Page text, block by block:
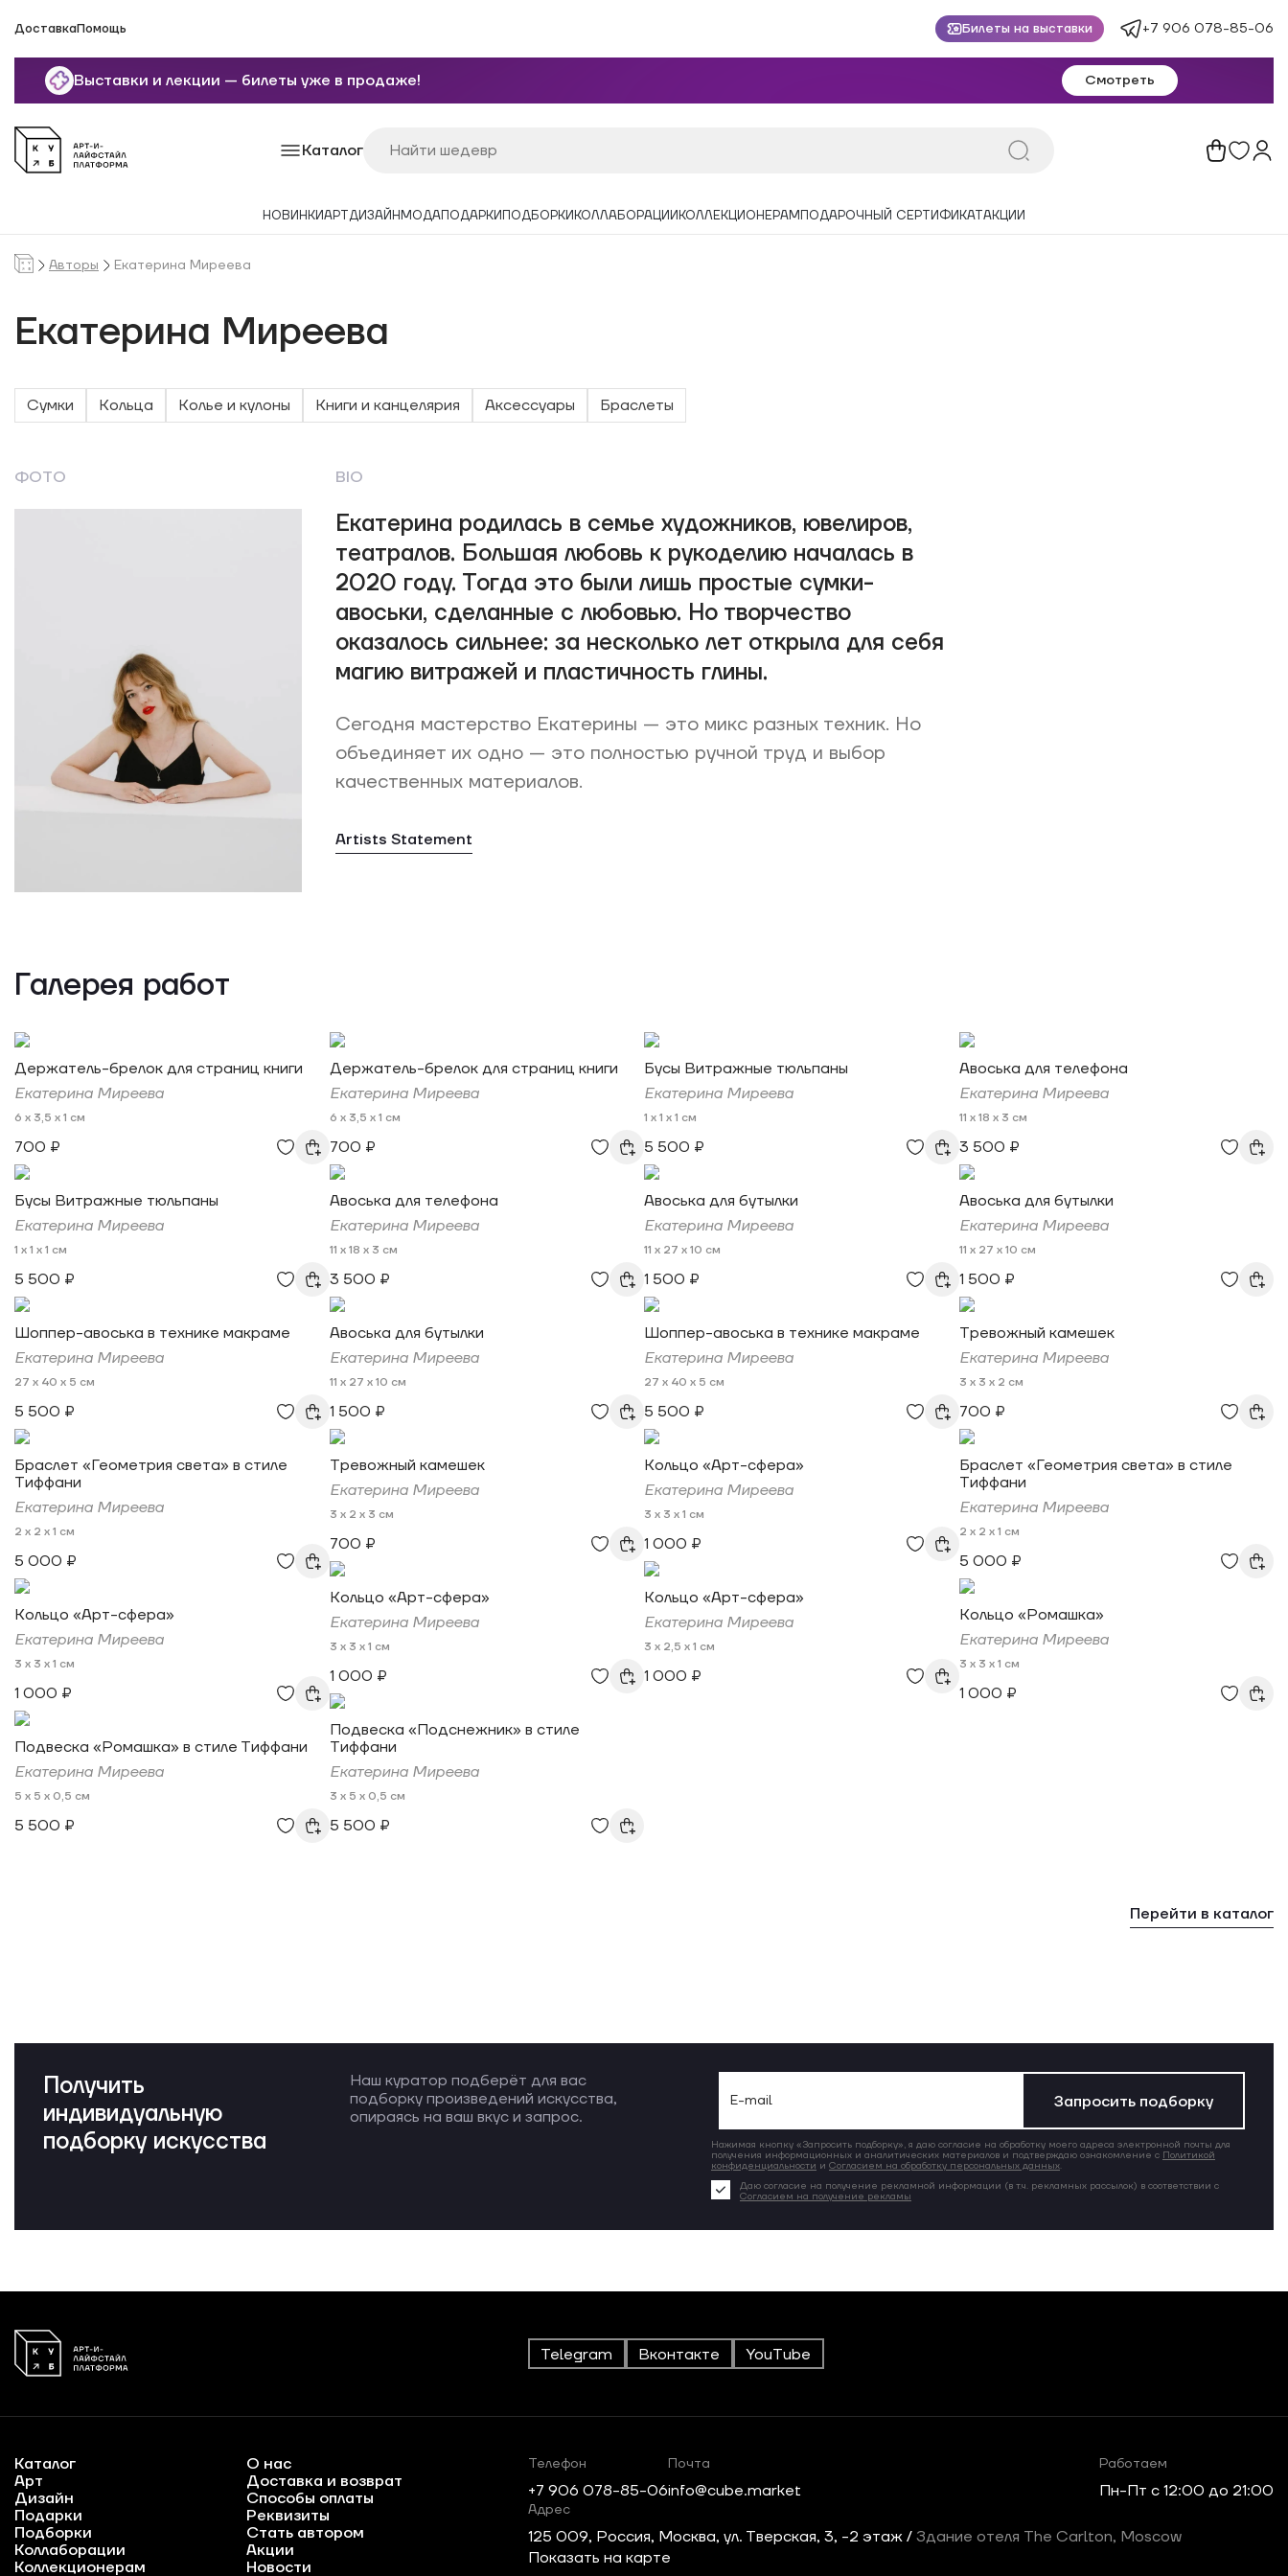
ДоставкаПомощь Билеты на выставки +7 906 078-85-06
Выставки и лекции — билеты уже в продаже! Смотреть
Каталог
НОВИНКИАРТДИЗАЙН МОДАПОДАРКИ ПОДБОРКИ КОЛЛАБОРАЦИИ КОЛЛЕКЦИОНЕРАМ ПОДАРОЧНЫЙ СЕРТИФИКАТАКЦИИ
Авторы Екатерина Миреева
Екатерина Миреева
Сумки Кольца Колье и кулоны Книги и канцелярия Аксессуары Браслеты
ФОТО BIO
Екатерина родилась в семье художников, ювелиров,
театралов. Большая любовь к рукоделию началась в
2020 году. Тогда это были лишь простые сумки-
авоськи, сделанные с любовью. Но творчество
оказалось сильнее: за несколько лет открыла для себя
магию витражей и пластичность глины.
Сегодня мастерство Екатерины — это микс разных техник. Но
объединяет их одно — это полностью ручной труд и выбор
качественных материалов.
Artists Statement
Галерея работ
Держатель-брелок для страниц книги
Екатерина Миреева
6 x 3,5 x 1 см
700 ₽
Бусы Витражные тюльпаны
Екатерина Миреева
1 x 1 x 1 см
5 500 ₽
Шоппер-авоська в технике макраме
Екатерина Миреева
27 x 40 x 5 см
5 500 ₽
Браслет «Геометрия света» в стиле
Тиффани
Екатерина Миреева
2 x 2 x 1 см
5 000 ₽
Кольцо «Арт-сфера»
Екатерина Миреева
3 x 3 x 1 см
1 000 ₽
Подвеска «Ромашка» в стиле Тиффани
Екатерина Миреева
5 x 5 x 0,5 см
5 500 ₽
Держатель-брелок для страниц книги
Екатерина Миреева
6 x 3,5 x 1 см
700 ₽
Авоська для телефона
Екатерина Миреева
11 x 18 x 3 см
3 500 ₽
Авоська для бутылки
Екатерина Миреева
11 x 27 x 10 см
1 500 ₽
Тревожный камешек
Екатерина Миреева
3 x 2 x 3 см
700 ₽
Кольцо «Арт-сфера»
Екатерина Миреева
3 x 3 x 1 см
1 000 ₽
Подвеска «Подснежник» в стиле
Тиффани
Екатерина Миреева
3 x 5 x 0,5 см
5 500 ₽
Бусы Витражные тюльпаны
Екатерина Миреева
1 x 1 x 1 см
5 500 ₽
Авоська для бутылки
Екатерина Миреева
11 x 27 x 10 см
1 500 ₽
Шоппер-авоська в технике макраме
Екатерина Миреева
27 x 40 x 5 см
5 500 ₽
Кольцо «Арт-сфера»
Екатерина Миреева
3 x 3 x 1 см
1 000 ₽
Кольцо «Арт-сфера»
Екатерина Миреева
3 x 2,5 x 1 см
1 000 ₽
Авоська для телефона
Екатерина Миреева
11 x 18 x 3 см
3 500 ₽
Авоська для бутылки
Екатерина Миреева
11 x 27 x 10 см
1 500 ₽
Тревожный камешек
Екатерина Миреева
3 x 3 x 2 см
700 ₽
Браслет «Геометрия света» в стиле
Тиффани
Екатерина Миреева
2 x 2 x 1 см
5 000 ₽
Кольцо «Ромашка»
Екатерина Миреева
3 x 3 x 1 см
1 000 ₽
Перейти в каталог
Получить
индивидуальную
подборку искусства
Наш куратор подберёт для вас
подборку произведений искусства,
опираясь на ваш вкус и запрос.
Запросить подборку
Нажимая кнопку «Запросить подборку», я даю согласие на обработку моего адреса электронной почты для
получения информационных и аналитических материалов и подтверждаю ознакомление с Политикой
конфиденциальности и Согласием на обработку персональных данных.
Даю согласие на получение рекламной информации (в т.ч. рекламных рассылок) в соответствии с
Согласием на получение рекламы
Telegram Вконтакте YouTube
Каталог
Арт
Дизайн
Подарки
Подборки
Коллаборации
Коллекционерам
О нас
Доставка и возврат
Способы оплаты
Реквизиты
Стать автором
Акции
Новости
Телефон
+7 906 078-85-06
Почта
info@cube.market
Работаем
Пн-Пт c 12:00 до 21:00
Адрес
125 009, Россия, Москва, ул. Тверская, 3, -2 этаж / Здание отеля The Carlton, Moscow
Показать на карте